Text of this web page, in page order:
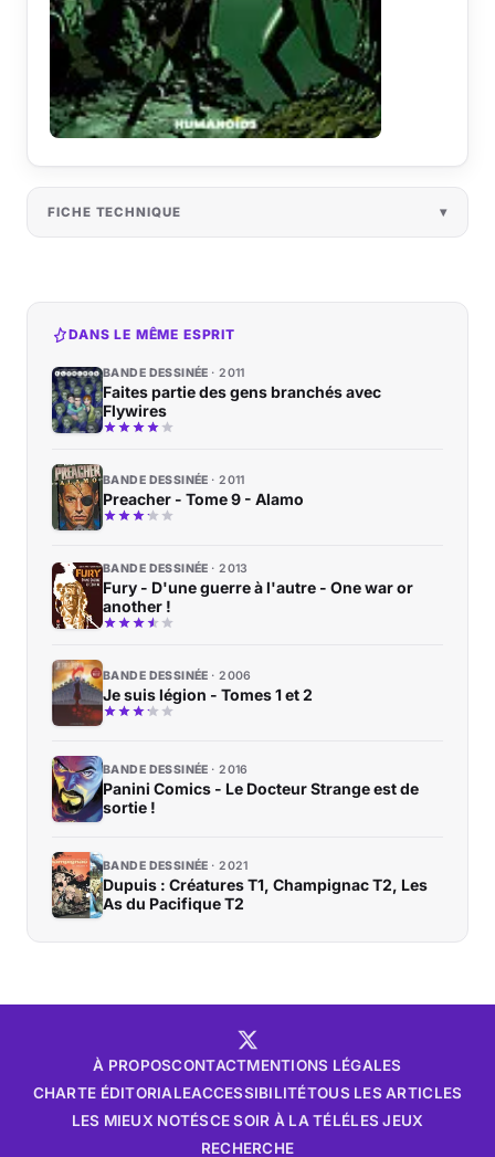
FICHE TECHNIQUE
DANS LE MÊME ESPRIT
BANDE DESSINÉE 2011
Faites partie des gens branchés avec
Flywires
BANDE DESSINÉE 2011
Preacher - Tome 9 - Alamo
BANDE DESSINÉE 2013
Fury - D'une guerre à l'autre - One war or
another !
BANDE DESSINÉE 2006
Je suis légion - Tomes 1 et 2
BANDE DESSINÉE 2016
Panini Comics - Le Docteur Strange est de
sortie !
BANDE DESSINÉE 2021
Dupuis : Créatures T1, Champignac T2, Les
As du Pacifique T2
À PROPOSCONTACTMENTIONS LÉGALES
CHARTE ÉDITORIALEACCESSIBILITÉTOUS LES ARTICLES
LES MIEUX NOTÉSCE SOIR À LA TÉLÉLES JEUX
RECHERCHE